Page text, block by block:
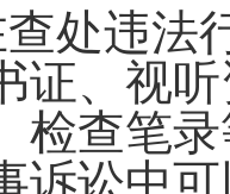
处违法
证、视
检查笔
诉讼中